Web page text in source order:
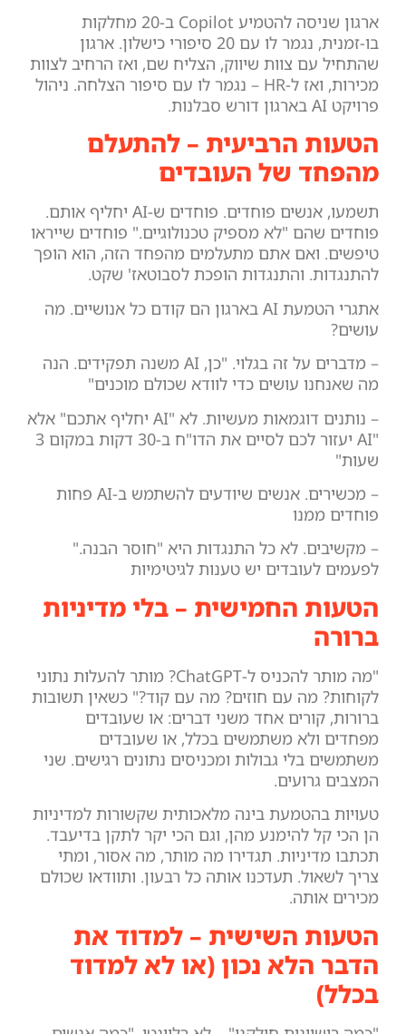
ארגון שניסה להטמיע Copilot ב-20 מחלקות
בו-זמנית, נגמר לו עם 20 סיפורי כישלון. ארגון
שהתחיל עם צוות שיווק, הצליח שם, ואז הרחיב לצוות
מכירות, ואז ל-HR – נגמר לו עם סיפור הצלחה. ניהול
פרויקט AI בארגון דורש סבלנות.
הטעות הרביעית – להתעלם
מהפחד של העובדים
תשמעו, אנשים פוחדים. פוחדים ש-AI יחליף אותם.
פוחדים שהם "לא מספיק טכנולוגיים." פוחדים שייראו
טיפשים. ואם אתם מתעלמים מהפחד הזה, הוא הופך
להתנגדות. והתנגדות הופכת לסבוטאז' שקט.
אתגרי הטמעת AI בארגון הם קודם כל אנושיים. מה
עושים?
– מדברים על זה בגלוי. "כן, AI משנה תפקידים. הנה
מה שאנחנו עושים כדי לוודא שכולם מוכנים"
– נותנים דוגמאות מעשיות. לא "AI יחליף אתכם" אלא
"AI יעזור לכם לסיים את הדו"ח ב-30 דקות במקום 3
שעות"
– מכשירים. אנשים שיודעים להשתמש ב-AI פחות
פוחדים ממנו
– מקשיבים. לא כל התנגדות היא "חוסר הבנה."
לפעמים לעובדים יש טענות לגיטימיות
הטעות החמישית – בלי מדיניות
ברורה
"מה מותר להכניס ל-ChatGPT? מותר להעלות נתוני
לקוחות? מה עם חוזים? מה עם קוד?" כשאין תשובות
ברורות, קורים אחד משני דברים: או שעובדים
מפחדים ולא משתמשים בכלל, או שעובדים
משתמשים בלי גבולות ומכניסים נתונים רגישים. שני
המצבים גרועים.
טעויות בהטמעת בינה מלאכותית שקשורות למדיניות
הן הכי קל להימנע מהן, וגם הכי יקר לתקן בדיעבד.
תכתבו מדיניות. תגדירו מה מותר, מה אסור, ומתי
צריך לשאול. תעדכנו אותה כל רבעון. ותוודאו שכולם
מכירים אותה.
הטעות השישית – למדוד את
הדבר הלא נכון (או לא למדוד
בכלל)